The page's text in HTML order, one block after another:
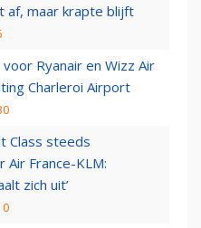
af, maar krapte blijft
Ryanair en Wizz Air
Charleroi Airport
Class steeds
Air France-KLM:
zich uit’